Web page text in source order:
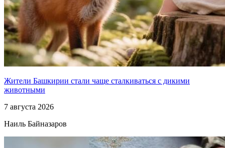
Жители Башкирии стали чаще сталкиваться с дикими
животными
7 августа 2026
Наиль Байназаров